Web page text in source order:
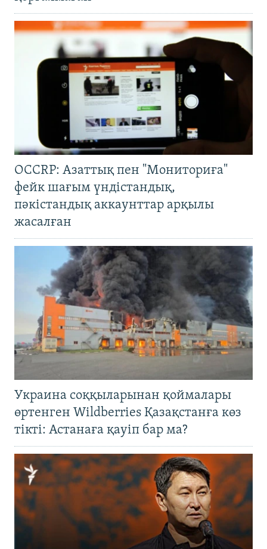
OCCRP: Азаттық пен "Мониториға"
фейк шағым үндістандық,
пәкістандық аккаунттар арқылы
жасалған
Украина соққыларынан қоймалары
өртенген Wildberries Қазақстанға көз
тікті: Астанаға қауіп бар ма?